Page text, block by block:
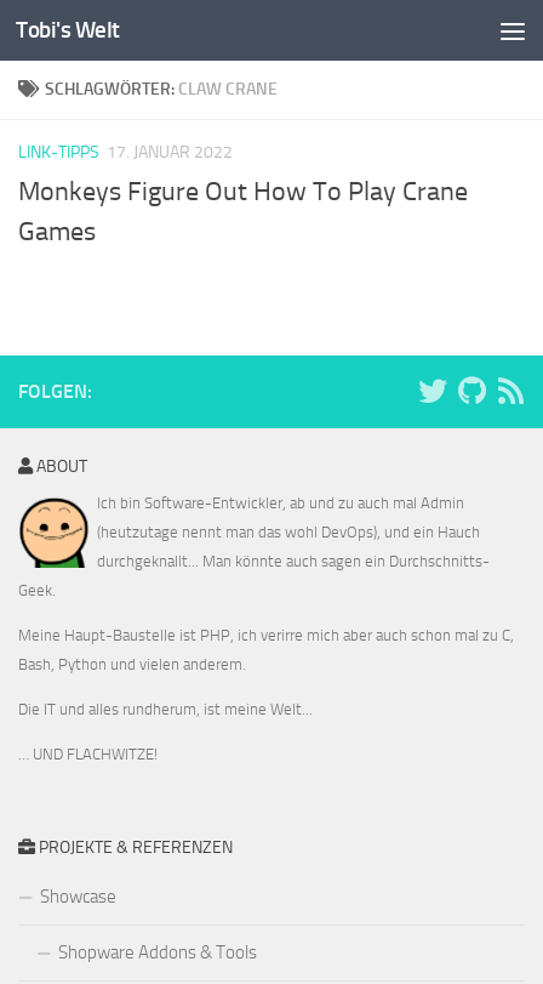
Zum Inhalt springen
Tobi's Welt
SCHLAGWÖRTER: CLAW CRANE
LINK-TIPPS 17. JANUAR 2022
Monkeys Figure Out How To Play Crane
Games
FOLGEN:
ABOUT
Ich bin Software-Entwickler, ab und zu auch mal Admin
(heutzutage nennt man das wohl DevOps), und ein Hauch
durchgeknallt... Man könnte auch sagen ein Durchschnitts-
Geek.
Meine Haupt-Baustelle ist PHP, ich verirre mich aber auch schon mal zu C,
Bash, Python und vielen anderem.
Die IT und alles rundherum, ist meine Welt...
… UND FLACHWITZE!
PROJEKTE & REFERENZEN
Showcase
Shopware Addons & Tools